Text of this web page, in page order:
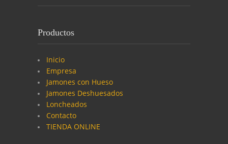
Productos
Inicio
Empresa
Jamones con Hueso
Jamones Deshuesados
Loncheados
Contacto
TIENDA ONLINE